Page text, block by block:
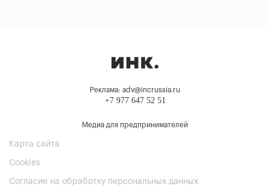
Реклама: adv@incrussia.ru
+7 977 647 52 51
Медиа для предпринимателей
Карта сайта
Cookies
Согласие на обработку персональных данных